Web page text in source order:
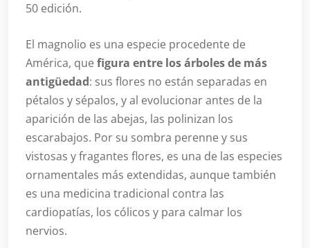
50 edición.
El magnolio es una especie procedente de
América, que figura entre los árboles de más
antigüedad: sus flores no están separadas en
pétalos y sépalos, y al evolucionar antes de la
aparición de las abejas, las polinizan los
escarabajos. Por su sombra perenne y sus
vistosas y fragantes flores, es una de las especies
ornamentales más extendidas, aunque también
es una medicina tradicional contra las
cardiopatías, los cólicos y para calmar los
nervios.